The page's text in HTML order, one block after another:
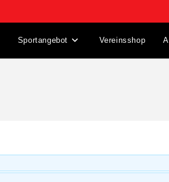
Sportangebot Vereinsshop